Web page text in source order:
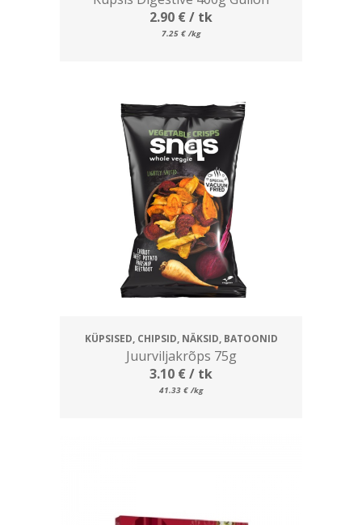
2.90 €/ tk
7.25 € /kg
KÜPSISED, CHIPSID, NÄKSID, BATOONID
Juurviljakrõps 75g
3.10 €/ tk
41.33 € /kg